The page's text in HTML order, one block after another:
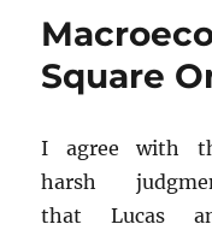
Square
I agree with
harsh
that Lucas